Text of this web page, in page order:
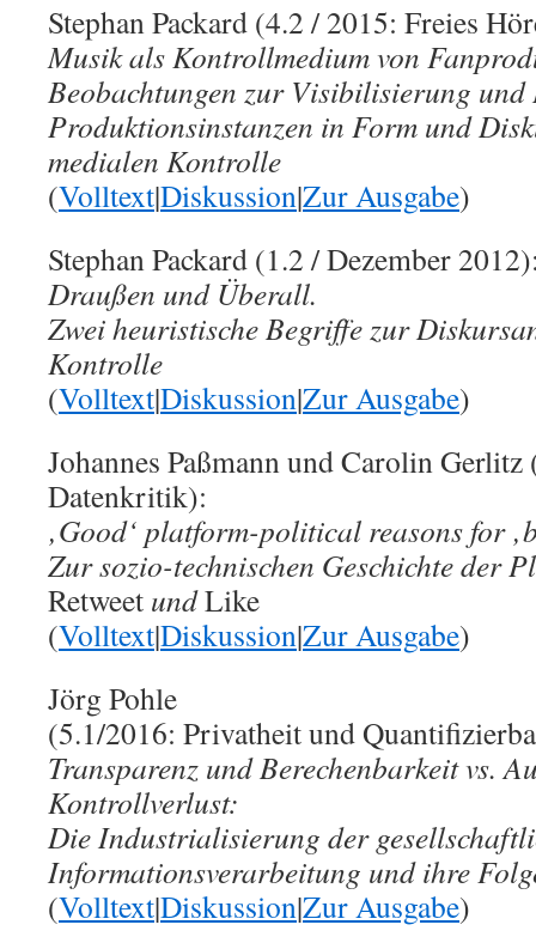
Stephan Packard (4.2 / 2015: Freies
Musik als Kontrollmedium von
Beobachtungen zur Visibilisierung
Produktionsinstanzen in Form und
medialen Kontrolle
(Volltext|Diskussion|Zur Ausgabe)
Stephan Packard (1.2 / Dezember
Draußen und Überall.
Zwei heuristische Begriffe zur
Kontrolle
(Volltext|Diskussion|Zur Ausgabe)
Johannes Paßmann und Carolin
Datenkritik):
‚Good‘ platform-political reasons for
Zur sozio-technischen Geschichte der
Retweet undLike
(Volltext|Diskussion|Zur Ausgabe)
Jörg Pohle
(5.1/2016: Privatheit und
Transparenz und Berechenbarkeit vs.
Kontrollverlust:
Die Industrialisierung der
Informationsverarbeitung und ihre
(Volltext|Diskussion|Zur Ausgabe)